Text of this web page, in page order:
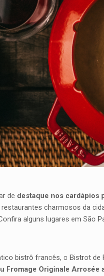
de destaque nos cardápios
charmosos da
alguns lugares em São
bistrô francês, o Bistrot
Fromage Originale Arrosée